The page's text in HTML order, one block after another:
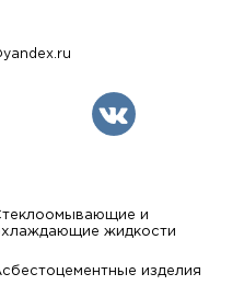
и
жидкости
изделия